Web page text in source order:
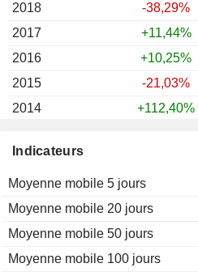
Indicateurs
Moyenne mobile 5 jours
Moyenne mobile 20 jours
Moyenne mobile 50 jours
Moyenne mobile 100 jours
2018
-38,29%
2017
+11,44%
2016
+10,25%
2015
-21,03%
2014
+112,40%